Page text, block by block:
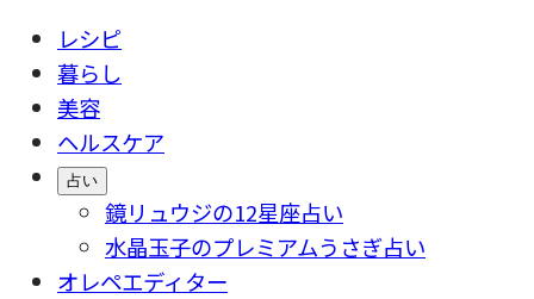
レシピ
暮らし
美容
ヘルスケア
占い
鏡リュウジの12星座占い
水晶玉子のプレミアムうさぎ占い
オレペエディター